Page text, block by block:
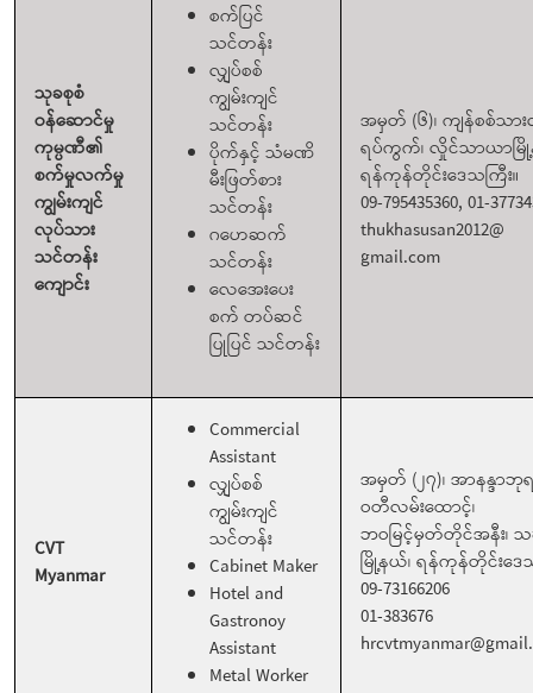
သုခစုစံ
ဝန်ဆောင်မှု
ကုမ္ပဏီ၏
စက်မှုလက်မှု
ကျွမ်းကျင်
လုပ်သား
သင်တန်း
ကျောင်း
စက်ပြင်
သင်တန်း
လျှပ်စစ်
ကျွမ်းကျင်
သင်တန်း
ပိုက်နှင့် သံမဏိ
မီးဖြတ်စား
သင်တန်း
ဂဟေဆက်
သင်တန်း
လေအေးပေး
စက် တပ်ဆင်
ပြုပြင် သင်တန်း
အမှတ် (၆)၊ ကျန်စစ်သာ
ရပ်ကွက်၊ လှိုင်သာယာမြို့
ရန်ကုန်တိုင်းဒေသကြီး။
09-795435360, 01-
thukhasusan2012@
gmail.com
CVT
Myanmar
Commercial
Assistant
လျှပ်စစ်
ကျွမ်းကျင်
သင်တန်း
Cabinet Maker
Hotel and
Gastronoy
Assistant
Metal Worker
အမှတ် (၂၇)၊ အာနန္ဒာဘု
ဝတီလမ်းထောင့်၊
ဘဝမြင့်မှတ်တိုင်အနီး၊ သ
မြို့နယ်၊ ရန်ကုန်တိုင်းဒေ
09-73166206
01-383676